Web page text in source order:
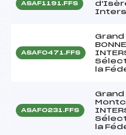
ASAF1191.FFS
ASAF0471.FFS
Grand
la
ASAF0231.FFS
Grand
la